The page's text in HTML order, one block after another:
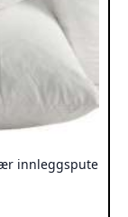
innleggspute